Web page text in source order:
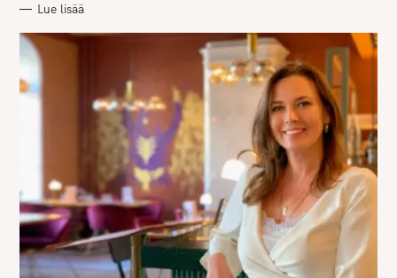
I
S
Lue lisää